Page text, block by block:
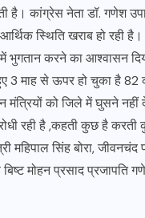
है। कांग्रेस नेता डॉ. गणेश
स्थिति खराब हो रही है।
करने का आश्वासन
3 माह से ऊपर हो चुका है 82
मंत्रियों को जिले में घुसने
रही है ,कहती कुछ है
सिंह बोरा, जीवनचंद
मोहन प्रसाद प्रजापति